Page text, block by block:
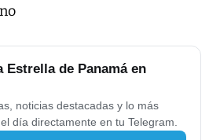
Estrella de Panamá en
noticias destacadas y lo más
día directamente en tu Telegram.